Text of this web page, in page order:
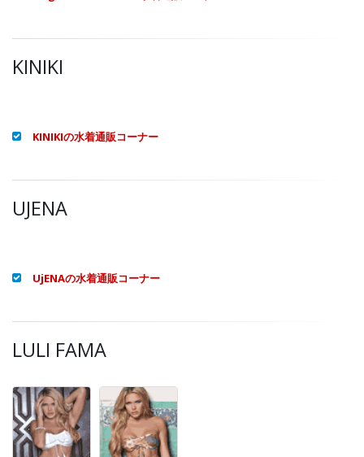
KINIKI
KINIKIの水着通販コーナー
UJENA
UjENAの水着通販コーナー
LULI FAMA